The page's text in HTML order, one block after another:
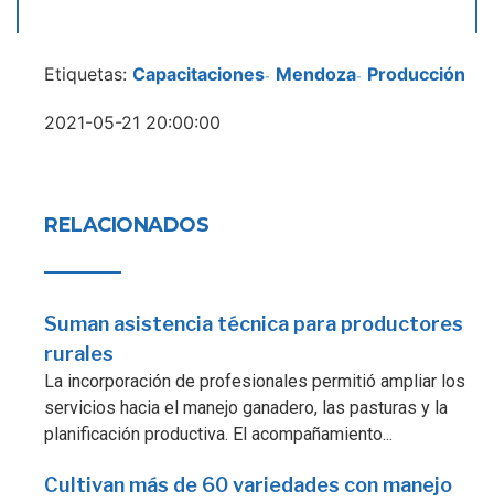
Etiquetas: Capacitaciones- Mendoza- Producción
2021-05-21 20:00:00
RELACIONADOS
Suman asistencia técnica para productores
rurales
La incorporación de profesionales permitió ampliar los
servicios hacia el manejo ganadero, las pasturas y la
planificación productiva. El acompañamiento...
Cultivan más de 60 variedades con manejo